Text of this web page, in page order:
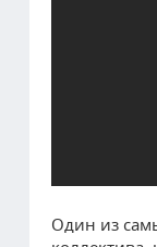
Один из